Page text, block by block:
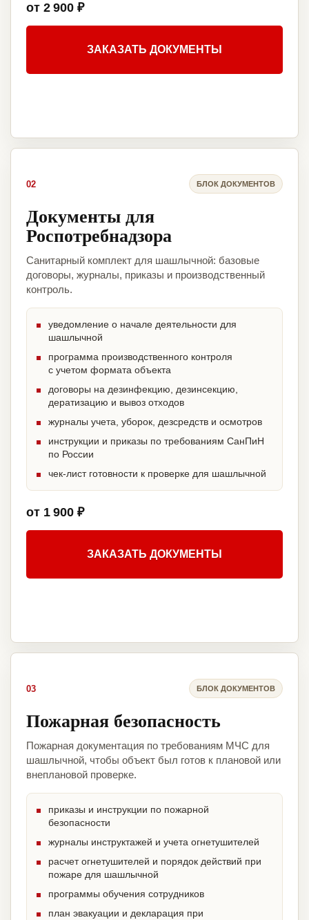
от 2 900 ₽
ЗАКАЗАТЬ ДОКУМЕНТЫ
02 БЛОК ДОКУМЕНТОВ
Документы для
Роспотребнадзора
Санитарный комплект для шашлычной: базовые
договоры, журналы, приказы и производственный
контроль.
уведомление о начале деятельности для
шашлычной
программа производственного контроля
с учетом формата объекта
договоры на дезинфекцию, дезинсекцию,
дератизацию и вывоз отходов
журналы учета, уборок, дезсредств и осмотров
инструкции и приказы по требованиям СанПиН
по России
чек-лист готовности к проверке для шашлычной
от 1 900 ₽
ЗАКАЗАТЬ ДОКУМЕНТЫ
03 БЛОК ДОКУМЕНТОВ
Пожарная безопасность
Пожарная документация по требованиям МЧС для
шашлычной, чтобы объект был готов к плановой или
внеплановой проверке.
приказы и инструкции по пожарной
безопасности
журналы инструктажей и учета огнетушителей
расчет огнетушителей и порядок действий при
пожаре для шашлычной
программы обучения сотрудников
план эвакуации и декларация при